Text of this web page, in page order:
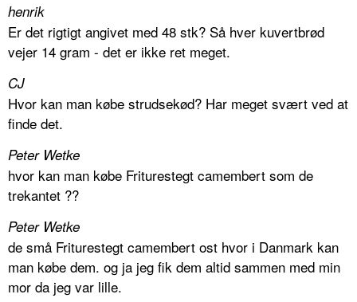
henrik
Er det rigtigt angivet med 48 stk? Så hver kuvertbrød
vejer 14 gram - det er ikke ret meget.
CJ
Hvor kan man købe strudsekød? Har meget svært ved at
finde det.
Peter Wetke
hvor kan man købe Friturestegt camembert som de
trekantet ??
Peter Wetke
de små Friturestegt camembert ost hvor i Danmark kan
man købe dem. og ja jeg fik dem altid sammen med min
mor da jeg var lille.